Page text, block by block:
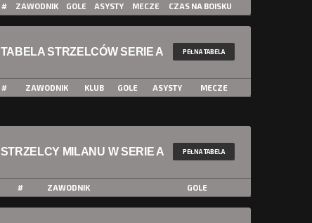
# ZAWODNIK GOLE ASYSTY MECZE CZAS NA BOISKU
TABELA STRZELCÓW SERIE A PEŁNA TABELA
# ZAWODNIK KLUB GOLE ASYSTY MECZE
STRZELCY MILANU W SERIE A PEŁNA TABELA
# ZAWODNIK GOLE